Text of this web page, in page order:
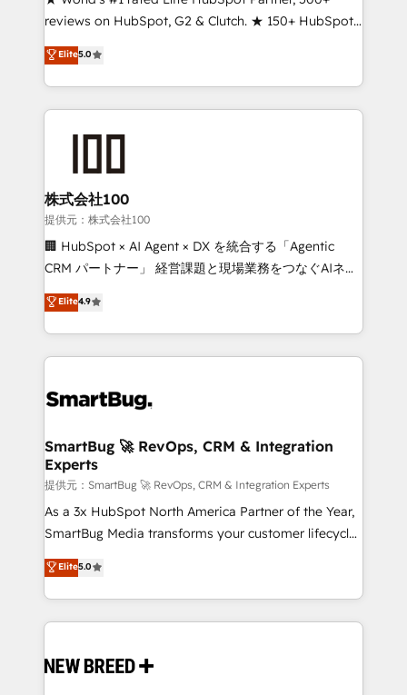
reviews on HubSpot, G2 & Clutch. ★ 150+ HubSpot
Certified Experts & Trainers across the team ★
1,500+ implementations across five continents ★ AI-
First, RevOps-led, Onboarding obsessed ★
Company of the Year 2024/25 INSIDEA helps
and build AI-powered workflows that drive adoption
from week one, in your time zone. What we do ➤
Onboarding: Live in weeks, with workflows built
around your business, not a template. ➤ Migration:
Move from any legacy CRM. Zero downtime, full data
run your revenue process. Sales, marketing, and
service wired together. ➤ AI and Integrations: Layer
tune-ups, feature rollouts, adoption coaching. Buying
HubSpot, switching to it, or reviving a stale portal?
We are built for the work.
Elite5.0
株式会社100
提供元：株式会社100
🏢 HubSpot × AI Agent × DX を統合する「Agentic
CRM パートナー」 経営課題と現場業務をつなぐAIネイ
ティブ・エージェンシーとして、HubSpot Eliteの実装
力で顧客フロント業務を再設計します。 💡 100inc は何
をする会社か？ HubSpotを共通基盤に、AIエージェン
トを組み込んだ顧客フロント業務（マーケティング・営
ィブ・エージェンシーです。事業部・グループ会社・部
を、CRMを軸とした全社共通基盤に再構築します。意
思決定者・PMO・現場担当者に並走します。 1️⃣
HubSpot導入・活用支援 顧客データの一元化から、
GTMの見える化・自動化まで。全Hub統合運用、デー
タ品質設計、グループ横断のCRM統合に対応します。
の一部をAIが自律実行する組織への移行を設計・実装。
Breeze・Claude等をHubSpotと連携させ、役割定義・
革を、構想から実装・定着までPMOとして主導。「設
Elite4.9
SmartBug 🚀 RevOps, CRM & Integration
Experts
提供元：SmartBug 🚀 RevOps, CRM & Integration Experts
As a 3x HubSpot North America Partner of the Year,
SmartBug Media transforms your customer lifecycle
into a revenue engine. Our unified ecosystem
includes specialized divisions Globalia (AI &
Software) and Point Success Media (Paid Media),
making this the official home for all three brands. 🔄
and system integrations powered by Globalia’s
Elite5.0